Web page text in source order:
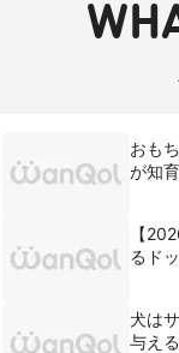
おも
が知
【
るド
犬は
与え